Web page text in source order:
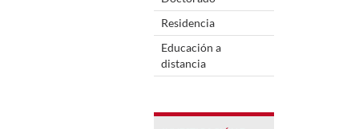
Residencia
Educación a
distancia